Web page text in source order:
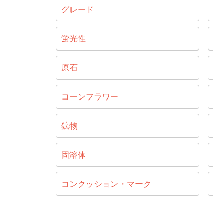
グレード
蛍光性
原石
コーンフラワー
鉱物
固溶体
コンクッション・マーク